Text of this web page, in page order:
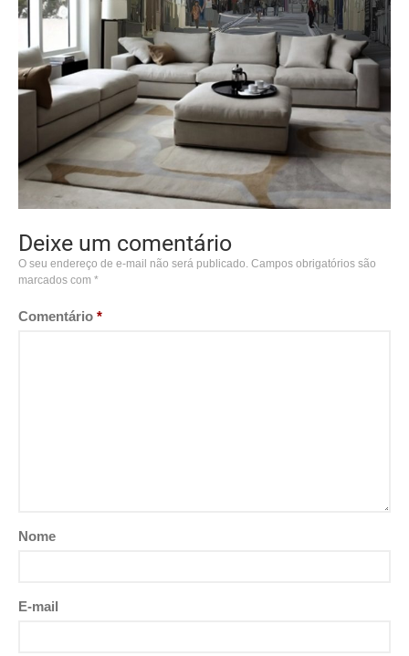
Deixe um comentário
O seu endereço de e-mail não será publicado. Campos obrigatórios são
marcados com *
Comentário *
Nome
E-mail